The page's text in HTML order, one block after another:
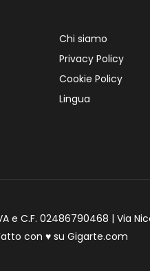
Chi siamo
Privacy Policy
Cookie Policy
Lingua
e C.F. 02486790468 | Via
con ♥ su Gigarte.com